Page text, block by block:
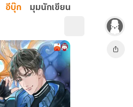
อีบุ๊ก มุมนักเขียน